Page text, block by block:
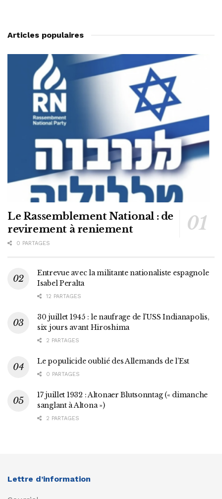
Articles populaires
Le Rassemblement National : de
revirement à reniement
0 PARTAGES
Entrevue avec la militante nationaliste espagnole
Isabel Peralta
12 PARTAGES
30 juillet 1945 : le naufrage de l’USS Indianapolis,
six jours avant Hiroshima
2 PARTAGES
Le populicide oublié des Allemands de l’Est
0 PARTAGES
17 juillet 1932 : Altonaer Blutsonntag (« dimanche
sanglant à Altona »)
2 PARTAGES
Lettre d’information